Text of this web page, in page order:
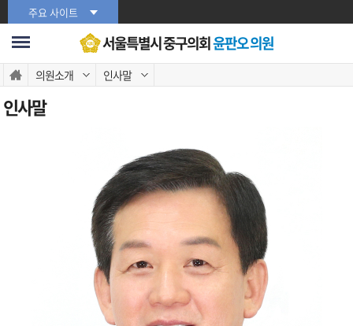
본문바로가기
주요 사이트
서울특별시 중구의회윤판오 의원
의원소개 인사말
인사말